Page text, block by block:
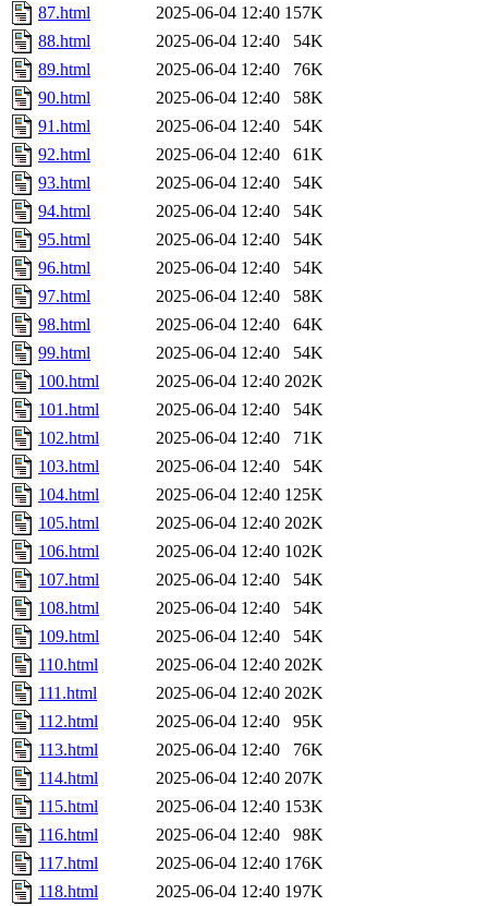
87.html
2025-06-04 12:40 157K
88.html
2025-06-04 12:40
54K
89.html
2025-06-04 12:40
76K
90.html
2025-06-04 12:40
58K
91.html
2025-06-04 12:40
54K
92.html
2025-06-04 12:40
61K
93.html
2025-06-04 12:40
54K
94.html
2025-06-04 12:40
54K
95.html
2025-06-04 12:40
54K
96.html
2025-06-04 12:40
54K
97.html
2025-06-04 12:40
58K
98.html
2025-06-04 12:40
64K
99.html
2025-06-04 12:40
54K
100.html
2025-06-04 12:40 202K
101.html
2025-06-04 12:40
54K
102.html
2025-06-04 12:40
71K
103.html
2025-06-04 12:40
54K
104.html
2025-06-04 12:40 125K
105.html
2025-06-04 12:40 202K
106.html
2025-06-04 12:40 102K
107.html
2025-06-04 12:40
54K
108.html
2025-06-04 12:40
54K
109.html
2025-06-04 12:40
54K
110.html
2025-06-04 12:40 202K
111.html
2025-06-04 12:40 202K
112.html
2025-06-04 12:40
95K
113.html
2025-06-04 12:40
76K
114.html
2025-06-04 12:40 207K
115.html
2025-06-04 12:40 153K
116.html
2025-06-04 12:40
98K
117.html
2025-06-04 12:40 176K
118.html
2025-06-04 12:40 197K